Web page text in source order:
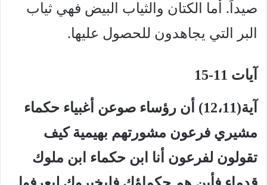
صيداً. أما الكتان والثياب البيض فهي ثياب
البر التي يجاهدون للحصول عليها.
آيات 11-15
آية(12،11) أن رؤساء صوعن أغبياء حكماء
مشيري فرعون مشورتهم بهيمية كيف
تقولون لفرعون أنا ابن حكماء ابن ملوك